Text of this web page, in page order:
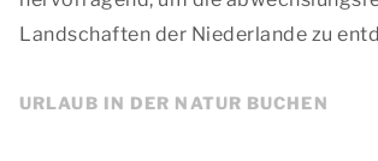
Landschaften der Niederlande zu
URLAUB IN DER NATUR BUCHEN